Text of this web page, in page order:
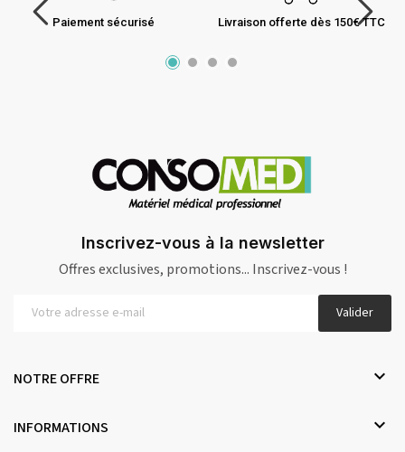
Paiement sécurisé Livraison offerte dès 150€ TTC
Inscrivez-vous à la newsletter
Offres exclusives, promotions... Inscrivez-vous !
Valider
NOTRE OFFRE 
INFORMATIONS 